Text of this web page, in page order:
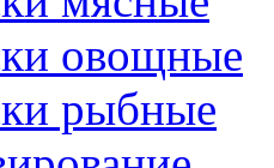
овощные
рыбные